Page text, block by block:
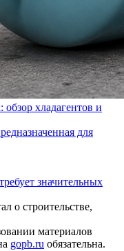
обзор хладагентов и
для
значительных
о строительстве,
материалов
gopb.ru обязательна.